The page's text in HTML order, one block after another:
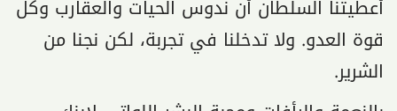
أعطيتنا السلطان أن ندوس الحيات والعقارب وكل
قوة العدو. ولا تدخلنا في تجربة، لكن نجنا من
الشرير.